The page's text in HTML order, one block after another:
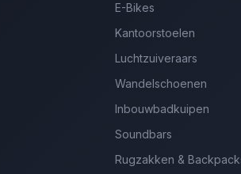
E-Bikes
Kantoorstoelen
Luchtzuiveraars
Wandelschoenen
Inbouwbadkuipen
Soundbars
Rugzakken &